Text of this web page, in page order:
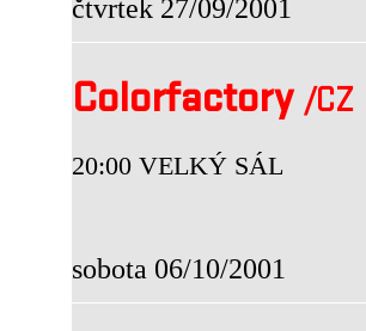
čtvrtek 27/09/2001
Colorfactory /CZ
20:00 VELKÝ SÁL
sobota 06/10/2001